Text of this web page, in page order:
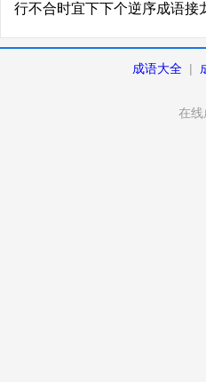
行不合时宜下下个逆序成语接
成语大全 |
在线